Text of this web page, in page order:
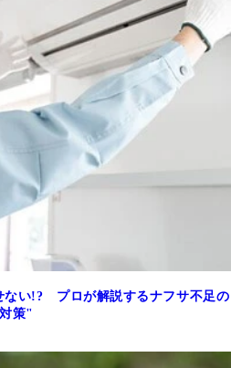
ない!? プロが解説するナフサ不足の
策"